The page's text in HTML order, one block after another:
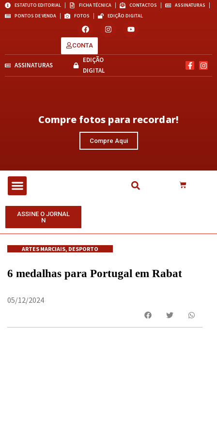
ESTATUTO EDITORIAL FICHA TÉCNICA CONTACTOS
ASSINATURAS
PONTOS DE VENDA
FOTOS EDIÇÃO DIGITAL
CONTA
ASSINATURAS
EDIÇÃO
DIGITAL
Compre fotos para recordar!
Compre Aqui
ASSINE O JORNAL
N
ARTES MARCIAIS, DESPORTO
6 medalhas para Portugal em Rabat
05/12/2024